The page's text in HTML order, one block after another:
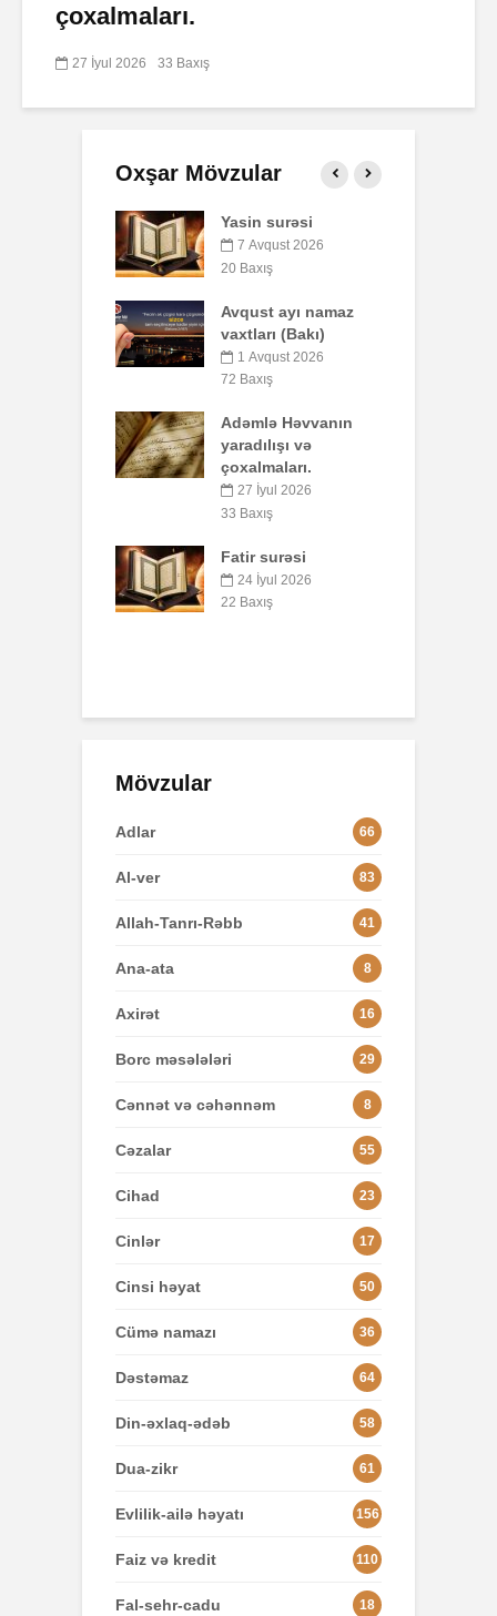
çoxalmaları.
27 İyul 2026 33 Baxış
Oxşar Mövzular
Qeyri-müsəlmanı
öldürən bir
müsəlmana qisas
edilərmi?
17 İyul 2026
34 Baxış
10 İyul 2026
42 Baxış
Faiz nədir?
7 İyul 2026
AŞURA BARƏDƏ
26 İyun 2026
Mövzular
Adlar 66
Al-ver 83
Allah-Tanrı-Rəbb 41
Ana-ata 8
Axirət 16
Borc məsələləri 29
Cənnət və cəhənnəm 8
Cəzalar 55
Cihad 23
Cinlər 17
Cinsi həyat 50
Cümə namazı 36
Dəstəmaz 64
Din-əxlaq-ədəb 58
Dua-zikr 61
Evlilik-ailə həyatı 156
Faiz və kredit 110
Fal-sehr-cadu 18